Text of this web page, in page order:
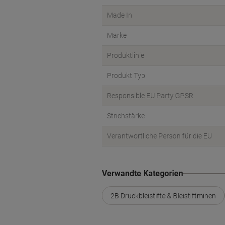
Made In
Marke
Produktlinie
Produkt Typ
Responsible EU Party GPSR
Strichstärke
Verantwortliche Person für die EU
Verwandte Kategorien
2B Druckbleistifte & Bleistiftminen